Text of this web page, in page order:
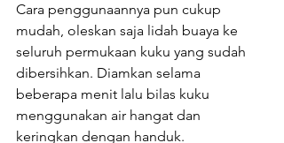
Cara penggunaannya pun cukup
mudah, oleskan saja lidah buaya ke
seluruh permukaan kuku yang sudah
dibersihkan. Diamkan selama
beberapa menit lalu bilas kuku
menggunakan air hangat dan
keringkan dengan handuk.